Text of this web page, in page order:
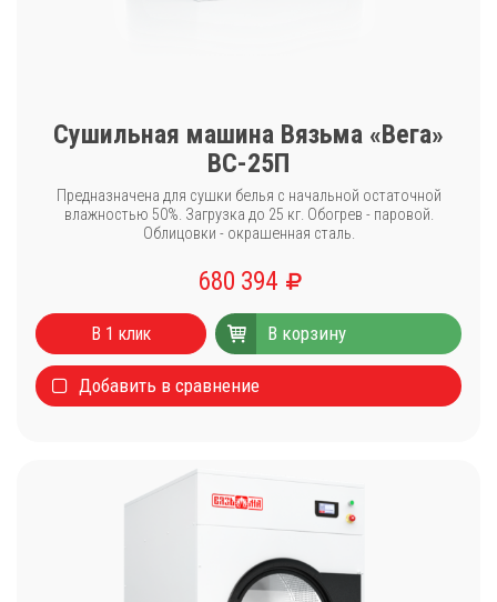
Сушильная машина Вязьма «Вега»
ВС-25П
Предназначена для сушки белья с начальной остаточной
влажностью 50%. Загрузка до 25 кг. Обогрев - паровой.
Облицовки - окрашенная сталь.
680 394
В 1 клик В корзину
Добавить в сравнение